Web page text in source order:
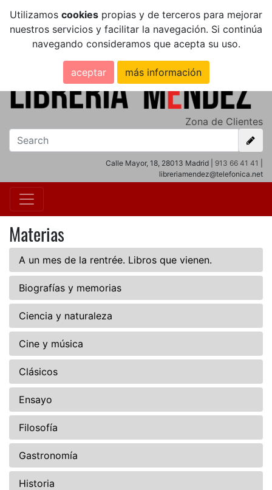
Utilizamos cookies propias y de terceros para mejorar
nuestros servicios y facilitar la navegación. Si continúa
navegando consideramos que acepta su uso.
aceptar más información
Zona de Clientes
Calle Mayor, 18, 28013 Madrid | 913 66 41 41
libreriamendez@telefonica.net
Materias
A un mes de la rentrée. Libros que vienen.
Biografías y memorias
Ciencia y naturaleza
Cine y música
Clásicos
Ensayo
Filosofía
Gastronomía
Historia